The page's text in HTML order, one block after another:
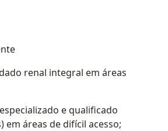
renal integral em áreas
e qualificado
em áreas de difícil acesso;